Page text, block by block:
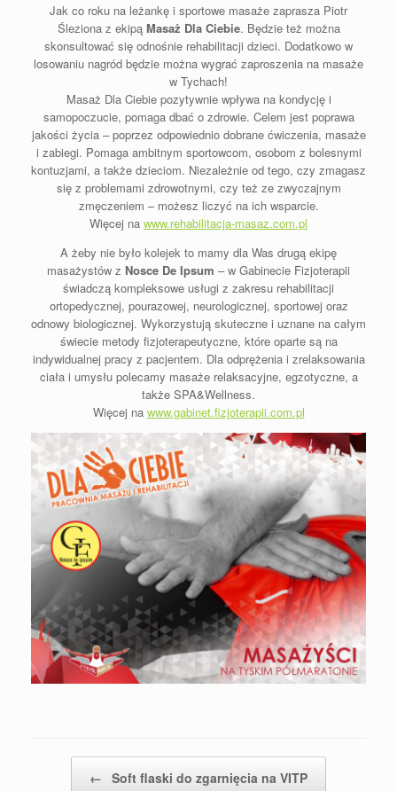
Jak co roku na leżankę i sportowe masaże zaprasza Piotr
Śleziona z ekipą Masaż Dla Ciebie. Będzie też można
skonsultować się odnośnie rehabilitacji dzieci. Dodatkowo w
losowaniu nagród będzie można wygrać zaproszenia na masaże
w Tychach!
Masaż Dla Ciebie pozytywnie wpływa na kondycję i
samopoczucie, pomaga dbać o zdrowie. Celem jest poprawa
jakości życia – poprzez odpowiednio dobrane ćwiczenia, masaże
i zabiegi. Pomaga ambitnym sportowcom, osobom z bolesnymi
kontuzjami, a także dzieciom. Niezależnie od tego, czy zmagasz
się z problemami zdrowotnymi, czy też ze zwyczajnym
zmęczeniem – możesz liczyć na ich wsparcie.
Więcej na www.rehabilitacja-masaz.com.pl
A żeby nie było kolejek to mamy dla Was drugą ekipę
masażystów z Nosce De Ipsum – w Gabinecie Fizjoterapii
świadczą kompleksowe usługi z zakresu rehabilitacji
ortopedycznej, pourazowej, neurologicznej, sportowej oraz
odnowy biologicznej. Wykorzystują skuteczne i uznane na całym
świecie metody fizjoterapeutyczne, które oparte są na
indywidualnej pracy z pacjentem. Dla odprężenia i zrelaksowania
ciała i umysłu polecamy masaże relaksacyjne, egzotyczne, a
także SPA&Wellness.
Więcej na www.gabinet.fizjoterapii.com.pl
← Soft flaski do zgarnięcia na VITP